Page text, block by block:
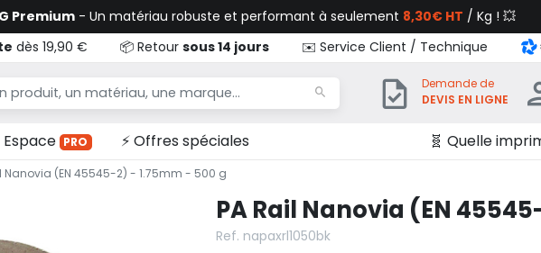
Premium - Un matériau robuste et performant à seulement 8,30€ HT / Kg ! 💥
dès 19,90 € 📦 Retour sous 14 jours ✉️ Service Client / Technique
Demande de
DEVIS EN LIGNE
Espace PRO ⚡ Offres spéciales 🧬 Quelle
Nanovia (EN 45545-2) - 1.75mm - 500 g
PA Rail Nanovia (EN
Ref. napaxrl1050bk